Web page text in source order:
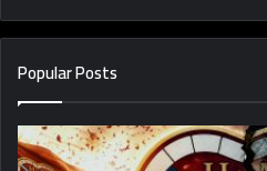
Popular Posts